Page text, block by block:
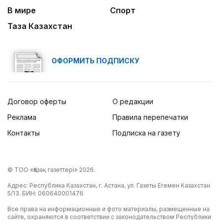
Идет по городу трамвай
В мире
Спорт
Таза Казахстан
ОФОРМИТЬ ПОДПИСКУ
Договор оферты
Реклама
Контакты
О редакции
Правила перепечатки
Подписка на газету
© ТОО «Қазақ газеттері» 2026.
Адрес: Республика Казахстан, г. Астана, ул. Газеты Егемен Казахстан
5/13. БИН: 060640001476
Все права на информационные и фото материалы, размещенные на
сайте, охраняются в соответствии с законодательством Республики